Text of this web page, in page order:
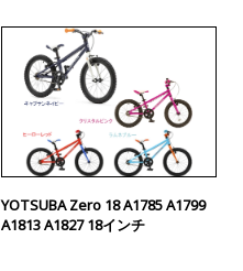
YOTSUBA Zero 18 A1785 A1799
A1813 A1827 18インチ